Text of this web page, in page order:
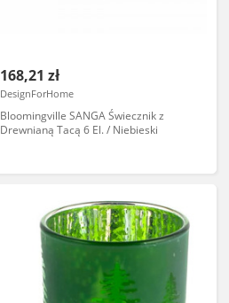
168,21 zł
DesignForHome
Bloomingville SANGA Świecznik z
Drewnianą Tacą 6 El. / Niebieski